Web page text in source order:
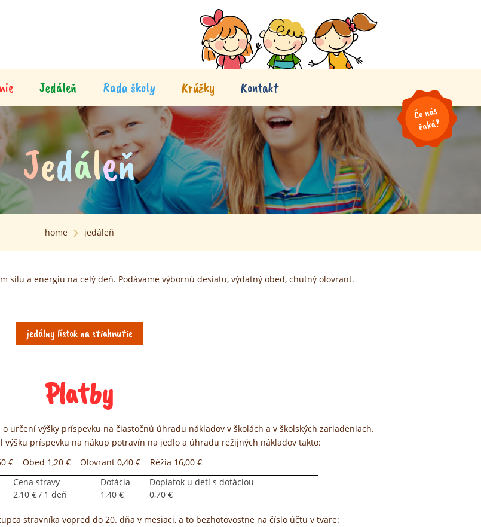
Jedáleň Rada školy Krúžky Kontakt
Jedáleň
home jedáleň
silu a energiu na celý deň. Podávame výbornú desiatu, výdatný obed, chutný olovrant.
jedálny lístok na stiahnutie
Platby
určení výšky príspevku na čiastočnú úhradu nákladov v školách a v školských zariadeniach.
výšku príspevku na nákup potravín na jedlo a úhradu režijných nákladov takto:
€ Obed 1,20 € Olovrant 0,40 € Réžia 16,00 €
Cena stravy Dotácia
Doplatok u detí s dotáciou
2,10 € / 1 deň 1,40 € 0,70 €
stravníka vopred do 20. dňa v mesiaci, a to bezhotovostne na číslo účtu v tvare: